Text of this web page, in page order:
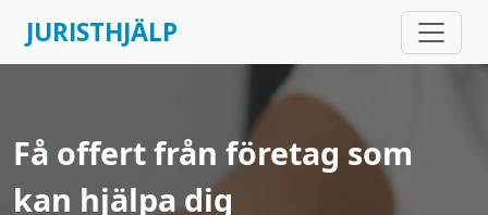
JURISTHJÄLP
Få offert från företag som
kan hjälpa dig